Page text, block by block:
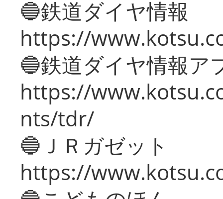
🔵鉄道ダイヤ情報
https://
🔵鉄道ダイヤ情報ア
https://
nts/tdr/
🔵ＪＲガゼット
https://